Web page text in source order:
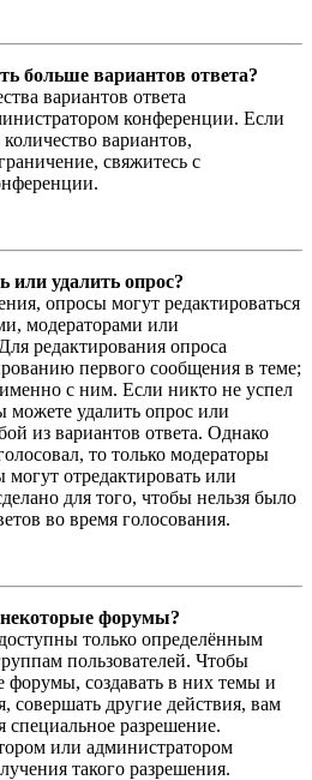
больше вариантов ответа?
вариантов ответа
конференции. Если
вариантов,
свяжитесь с
или удалить опрос?
опросы могут редактироваться
модераторами или
редактирования опроса
первого сообщения в теме;
именно с ним. Если никто не успел
можете удалить опрос или
из вариантов ответа. Однако
то только модераторы
отредактировать или
для того, чтобы нельзя было
во время голосования.
форумы?
только определённым
пользователей. Чтобы
форумы, создавать в них темы и
совершать другие действия, вам
специальное разрешение.
или администратором
такого разрешения.